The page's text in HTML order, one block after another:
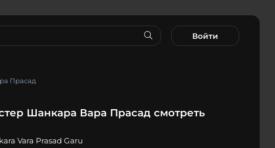
Войти
Прасад
Шанкара Вара Прасад смотреть
Vara Prasad Garu